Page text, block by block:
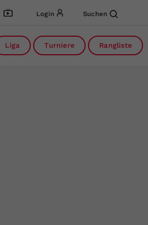
Login Suchen
Liga Turniere Rangliste